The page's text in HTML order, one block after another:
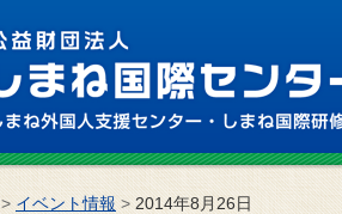
> イベント情報 > 2014年8月26日